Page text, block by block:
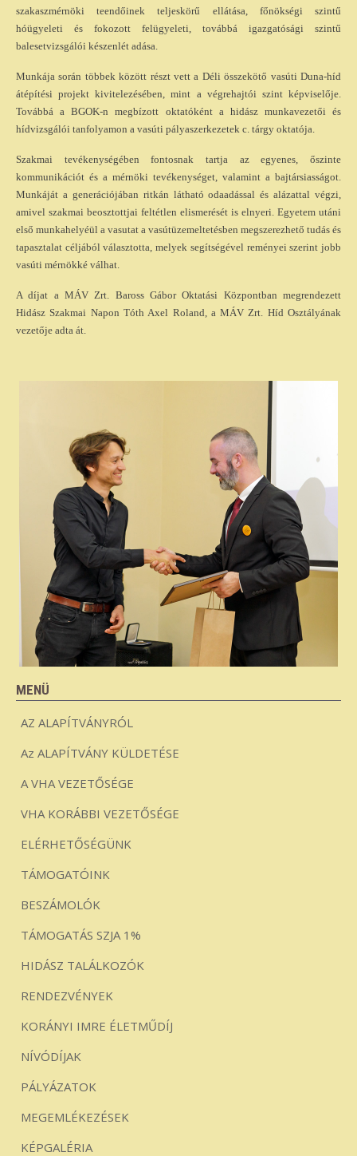
szakaszmérnöki teendőinek teljeskörű ellátása, főnökségi szintű
hóügyeleti és fokozott felügyeleti, továbbá igazgatósági szintű
balesetvizsgálói készenlét adása.
Munkája során többek között részt vett a Déli összekötő vasúti Duna-híd
átépítési projekt kivitelezésében, mint a végrehajtói szint képviselője.
Továbbá a BGOK-n megbízott oktatóként a hidász munkavezetői és
hídvizsgálói tanfolyamon a vasúti pályaszerkezetek c. tárgy oktatója.
Szakmai tevékenységében fontosnak tartja az egyenes, őszinte
kommunikációt és a mérnöki tevékenységet, valamint a bajtársiasságot.
Munkáját a generációjában ritkán látható odaadással és alázattal végzi,
amivel szakmai beosztottjai feltétlen elismerését is elnyeri. Egyetem utáni
első munkahelyéül a vasutat a vasútüzemeltetésben megszerezhető tudás és
tapasztalat céljából választotta, melyek segítségével reményei szerint jobb
vasúti mérnökké válhat.
A díjat a MÁV Zrt. Baross Gábor Oktatási Központban megrendezett
Hidász Szakmai Napon Tóth Axel Roland, a MÁV Zrt. Híd Osztályának
vezetője adta át.
MENÜ
AZ ALAPÍTVÁNYRÓL
Az ALAPÍTVÁNY KÜLDETÉSE
A VHA VEZETŐSÉGE
VHA KORÁBBI VEZETŐSÉGE
ELÉRHETŐSÉGÜNK
TÁMOGATÓINK
BESZÁMOLÓK
TÁMOGATÁS SZJA 1%
HIDÁSZ TALÁLKOZÓK
RENDEZVÉNYEK
KORÁNYI IMRE ÉLETMŰDÍJ
NÍVÓDÍJAK
PÁLYÁZATOK
MEGEMLÉKEZÉSEK
KÉPGALÉRIA